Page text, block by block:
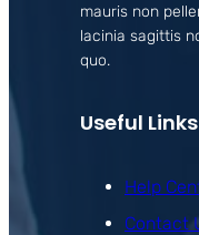
mauris non
lacinia sagittis
quo.
Useful Links
Help
Contact